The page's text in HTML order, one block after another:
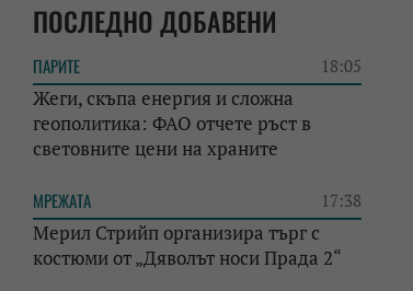
ПОСЛЕДНО ДОБАВЕНИ
ПАРИТЕ 18:05
Жеги, скъпа енергия и сложна
геополитика: ФАО отчете ръст в
световните цени на храните
МРЕЖАТА 17:38
Мерил Стрийп организира търг с
костюми от „Дяволът носи Прада 2“